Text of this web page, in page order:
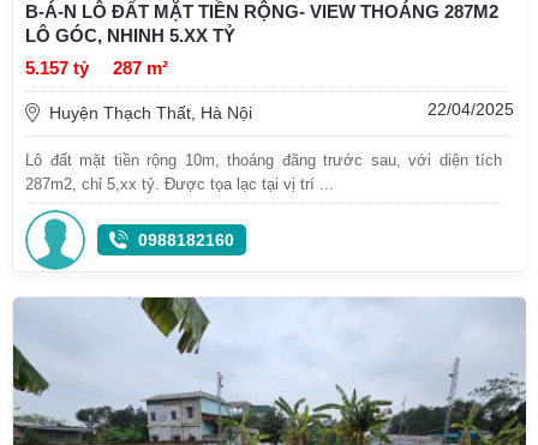
B-Á-N LÔ ĐẤT MẶT TIỀN RỘNG- VIEW THOÁNG 287M2
LÔ GÓC, NHINH 5.XX TỶ
5.157 tỷ
287 m²
Huyện Thạch Thất, Hà Nội 22/04/2025
Lô đất mặt tiền rộng 10m, thoáng đãng trước sau, với diện tích
287m2, chỉ 5,xx tỷ. Được tọa lạc tại vị trí ...
0988182160